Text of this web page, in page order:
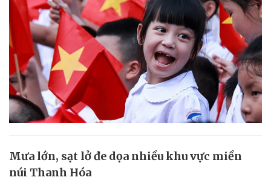
Mưa lớn, sạt lở đe dọa nhiều khu vực miền
núi Thanh Hóa